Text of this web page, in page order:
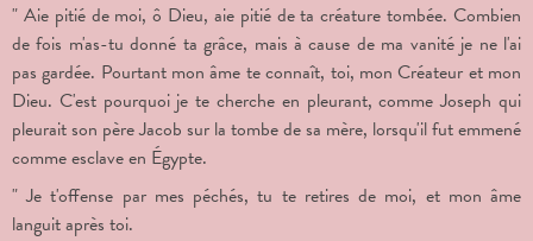
" Aie pitié de moi, ô Dieu, aie pitié de ta créature tombée. Combien
de fois m'as-tu donné ta grâce, mais à cause de ma vanité je ne l'ai
pas gardée. Pourtant mon âme te connaît, toi, mon Créateur et mon
Dieu. C'est pourquoi je te cherche en pleurant, comme Joseph qui
pleurait son père Jacob sur la tombe de sa mère, lorsqu'il fut emmené
comme esclave en Égypte.
" Je t'offense par mes péchés, tu te retires de moi, et mon âme
languit après toi.